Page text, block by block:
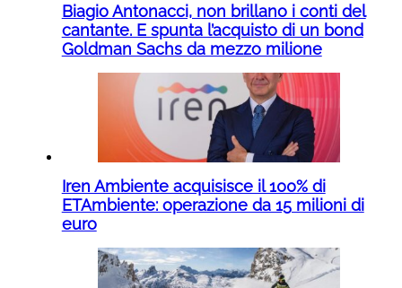
Biagio Antonacci, non brillano i conti del
cantante. E spunta l’acquisto di un bond
Goldman Sachs da mezzo milione
Iren Ambiente acquisisce il 100% di
ETAmbiente: operazione da 15 milioni di
euro